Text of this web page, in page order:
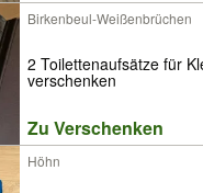
Birkenbeul-Weißenbrüchen
2 Toilettenaufsätze für
verschenken
Zu Verschenken
Höhn